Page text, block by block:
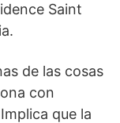
Saint
de las cosas
con
que la